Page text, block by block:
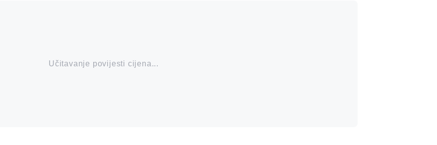
Učitavanje povijesti cijena...